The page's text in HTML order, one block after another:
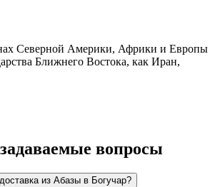
Северной Америки, Африки и Европы
Ближнего Востока, как Иран,
вопросы
из Абазы в Богучар?